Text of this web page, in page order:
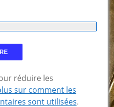
réduire les
sur comment les
sont utilisées.